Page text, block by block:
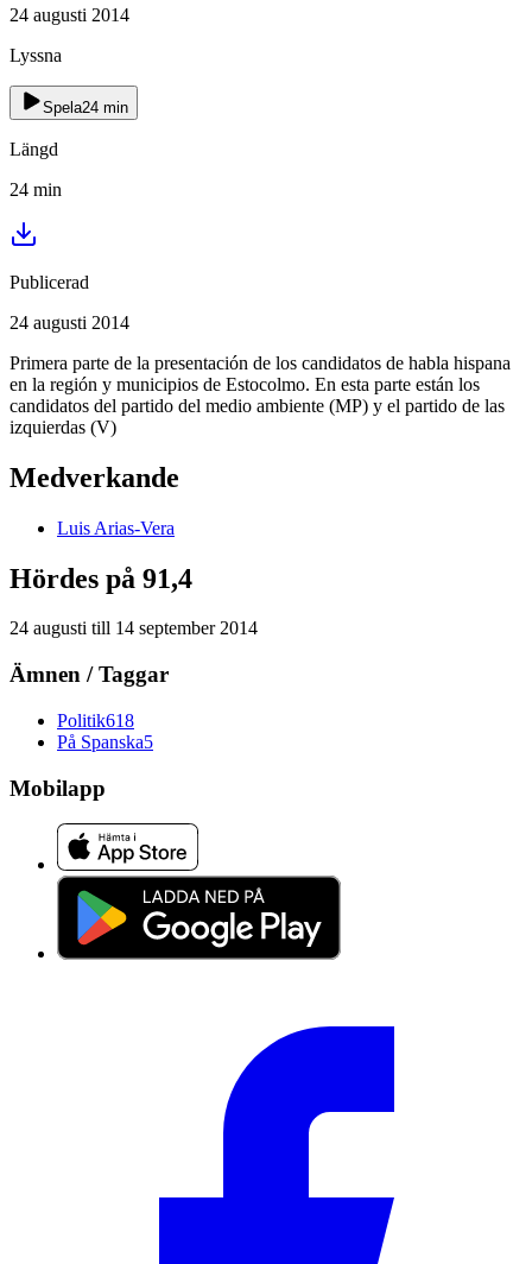
24 augusti 2014
Lyssna
Spela24 min
Längd
24 min
Publicerad
24 augusti 2014
Primera parte de la presentación de los candidatos de habla hispana
en la región y municipios de Estocolmo. En esta parte están los
candidatos del partido del medio ambiente (MP) y el partido de las
izquierdas (V)
Medverkande
Luis Arias-Vera
Hördes på 91,4
24 augusti till 14 september 2014
Ämnen / Taggar
Politik618
På Spanska5
Mobilapp